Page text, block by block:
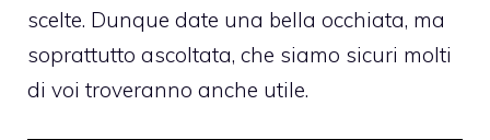
scelte. Dunque date una bella occhiata, ma
soprattutto ascoltata, che siamo sicuri molti
di voi troveranno anche utile.